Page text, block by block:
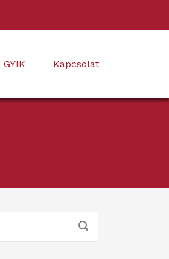
GYIK Kapcsolat